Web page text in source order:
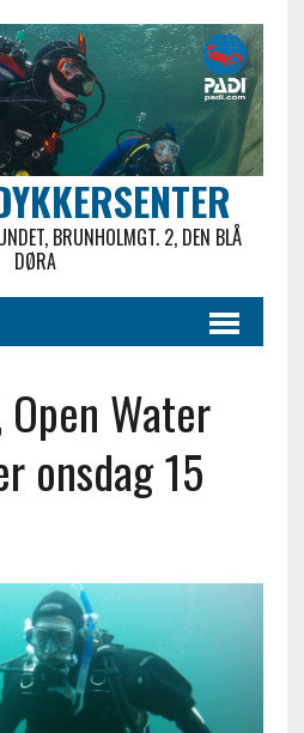
BRUNHOLMGT. 2, DEN BLÅ
DØRA
Water
onsdag 15